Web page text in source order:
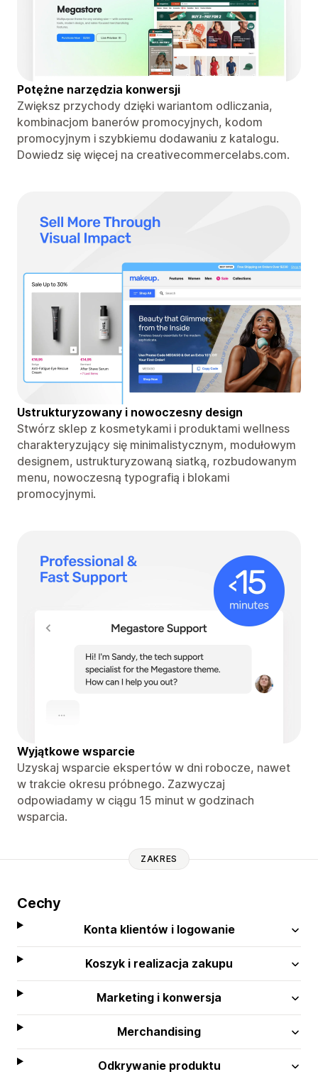
Potężne narzędzia konwersji
Zwiększ przychody dzięki wariantom odliczania,
kombinacjom banerów promocyjnych, kodom
promocyjnym i szybkiemu dodawaniu z katalogu.
Dowiedz się więcej na creativecommercelabs.com.
Ustrukturyzowany i nowoczesny design
Stwórz sklep z kosmetykami i produktami wellness
charakteryzujący się minimalistycznym, modułowym
designem, ustrukturyzowaną siatką, rozbudowanym
menu, nowoczesną typografią i blokami
promocyjnymi.
Wyjątkowe wsparcie
Uzyskaj wsparcie ekspertów w dni robocze, nawet
w trakcie okresu próbnego. Zazwyczaj
odpowiadamy w ciągu 15 minut w godzinach
wsparcia.
ZAKRES
Cechy
Konta klientów i logowanie
Koszyk i realizacja zakupu
Marketing i konwersja
Merchandising
Odkrywanie produktu